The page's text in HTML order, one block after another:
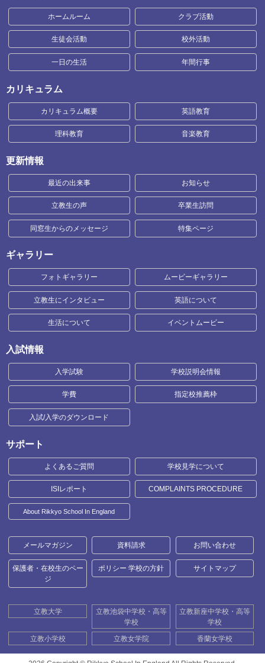
ホームルーム クラブ活動
生徒会活動 校外活動
一日の生活 年間行事
カリキュラム
カリキュラム概要 英語教育
理科教育 音楽教育
更新情報
最近の出来事 お知らせ
立教生の声 卒業生訪問
同窓生からのメッセージ 特集ページ
ギャラリー
フォトギャラリー ムービーギャラリー
立教生にインタビュー 英語について
生活について イベントムービー
入試情報
入学試験 学校説明会情報
学費 指定校推薦枠
入試/入学のダウンロード
サポート
よくあるご質問 学校見学について
ISIレポート COMPLAINTS PROCEDURE
About Rikkyo School In England
メールマガジン 資料請求 お問い合わせ
保護者・在校生のペー
ジ
ポリシー 学校の方針 サイトマップ
立教大学
立教池袋中学校・高等
学校
立教新座中学校・高等
学校
立教小学校
立教女学院 香蘭女学校